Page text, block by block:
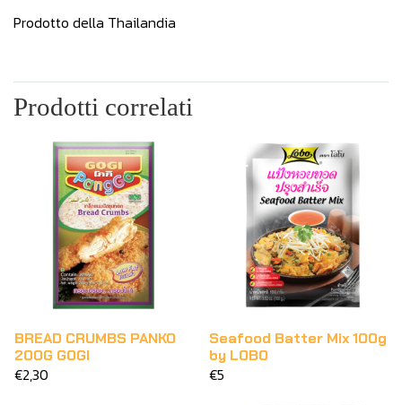
Prodotto della Thailandia
Prodotti correlati
BREAD CRUMBS PANKO
200G GOGI
€2,30
Seafood Batter Mix 100g
by LOBO
€5